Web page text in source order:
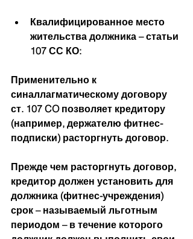
Квалифицированное место
жительства должника – статьи
107 СС КО:
Применительно к
синаллагматическому договору
ст. 107 CO позволяет кредитору
(например, держателю фитнес-
подписки) расторгнуть договор.
Прежде чем расторгнуть договор,
кредитор должен установить для
должника (фитнес-учреждения)
срок – называемый льготным
периодом – в течение которого